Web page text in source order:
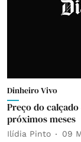
Dinheiro Vivo
Preço do
próximos meses
Ilídia Pinto 09